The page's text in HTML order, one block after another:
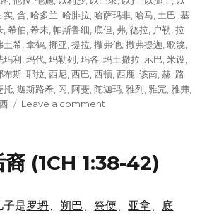
实 ,含 ,哈多兰 ,哈腓拉 ,哈萨玛非 ,哈马 土巴 ,基
,希伯 ,希未 ,帕斯鲁细 底但 弗 ,德拉 户勒 ,拉
土希 ,拿鹤 ,挪亚 ,提拉 ,撒弗他 ,撒弗提迦 ,歌篾
玛利 ,玛代 ,玛勒列 ,玛各 ,玛土撒拉 示巴 ,米设
布斯 ,耶拉 ,西尼 ,西巴 ,西顿 ,西鹿 ,该南 ,赫 路
托 ,迦斯路希 闪 ,阿斐 ,陀迦玛 雅列 雅完 雅弗
Leave a comment
到
拉
裔 (1CH 1:38-42)
子是罗坍、朔巴、祭便、 亚拿、 底